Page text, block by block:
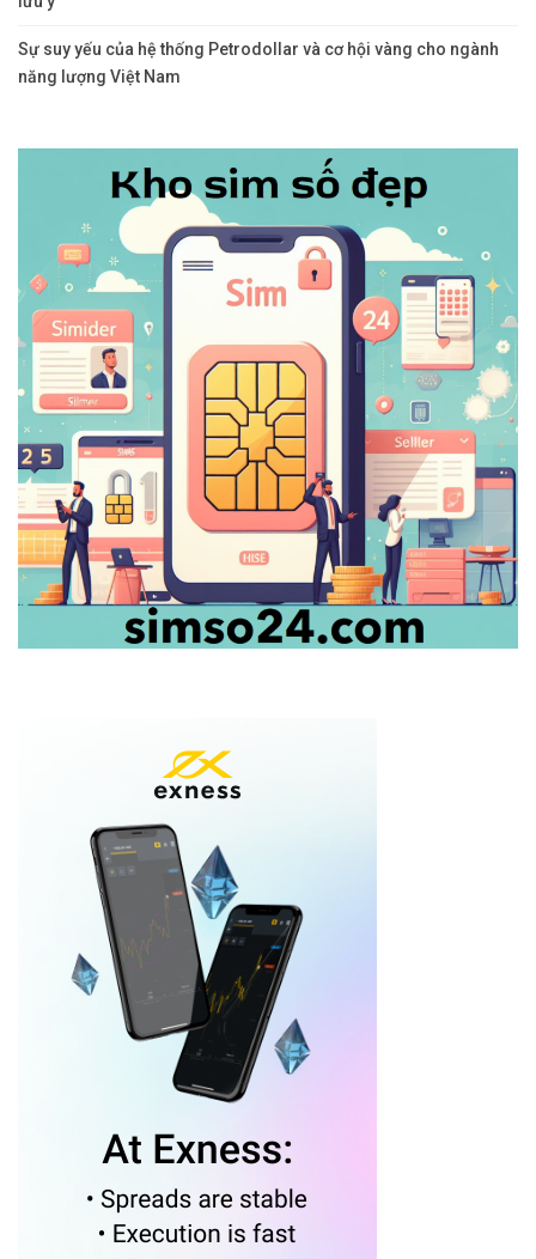
Sự suy yếu của hệ thống Petrodollar và cơ hội vàng cho ngành
năng lượng Việt Nam